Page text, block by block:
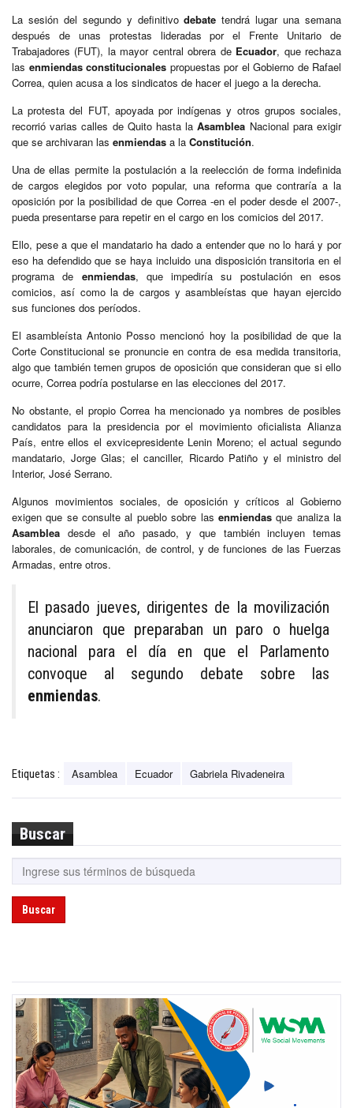
La sesión del segundo y definitivodebate tendrá lugar una semana
después de unas protestas lideradas por el Frente Unitario de
Trabajadores (FUT), la mayor central obrera de Ecuador, que rechaza
las enmiendas constitucionales propuestas por el Gobierno de Rafael
Correa, quien acusa a los sindicatos de hacer el juego a la derecha.
La protesta del FUT, apoyada por indígenas y otros grupos sociales,
recorrió varias calles de Quito hasta laAsamblea Nacional para exigir
que se archivaran las enmiendas a la Constitución.
Una de ellas permite la postulación a la reelección de forma indefinida
de cargos elegidos por voto popular, una reforma que contraría a la
oposición por la posibilidad de que Correa -en el poder desde el 2007-,
pueda presentarse para repetir en el cargo en los comicios del 2017.
Ello, pese a que el mandatario ha dado a entender que no lo hará y por
eso ha defendido que se haya incluido una disposición transitoria en el
programa de enmiendas, que impediría su postulación en esos
comicios, así como la de cargos y asambleístas que hayan ejercido
sus funciones dos períodos.
El asambleísta Antonio Posso mencionó hoy la posibilidad de que la
Corte Constitucional se pronuncie en contra de esa medida transitoria,
algo que también temen grupos de oposición que consideran que si ello
ocurre, Correa podría postularse en las elecciones del 2017.
No obstante, el propio Correa ha mencionado ya nombres de posibles
candidatos para la presidencia por el movimiento oficialista Alianza
País, entre ellos el exvicepresidente Lenin Moreno; el actual segundo
mandatario, Jorge Glas; el canciller, Ricardo Patiño y el ministro del
Interior, José Serrano.
Algunos movimientos sociales, de oposición y críticos al Gobierno
exigen que se consulte al pueblo sobre las enmiendasque analiza la
Asamblea desde el año pasado, y que también incluyen temas
laborales, de comunicación, de control, y de funciones de las Fuerzas
Armadas, entre otros.
El pasado jueves, dirigentes de la movilización
anunciaron que preparaban un paro o huelga
nacional para el día en que el Parlamento
convoque al segundo debate sobre las
enmiendas.
Etiquetas : Asamblea Ecuador Gabriela Rivadeneira
Buscar
Buscar